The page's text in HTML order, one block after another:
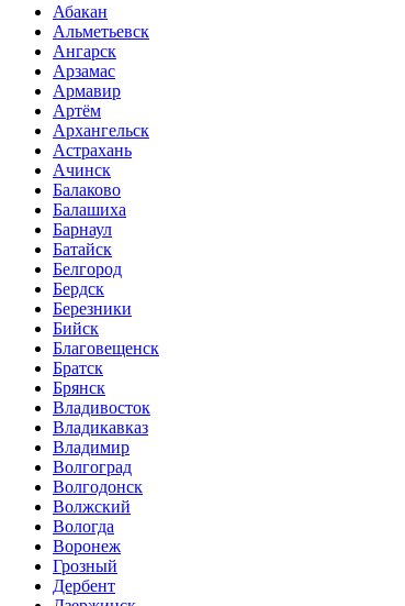
Абакан
Альметьевск
Ангарск
Арзамас
Армавир
Артём
Архангельск
Астрахань
Ачинск
Балаково
Балашиха
Барнаул
Батайск
Белгород
Бердск
Березники
Бийск
Благовещенск
Братск
Брянск
Владивосток
Владикавказ
Владимир
Волгоград
Волгодонск
Волжский
Вологда
Воронеж
Грозный
Дербент